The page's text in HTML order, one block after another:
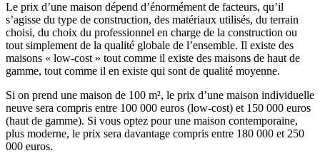
Le prix d’une maison dépend d’énormément de facteurs, qu’il
s’agisse du type de construction, des matériaux utilisés, du terrain
choisi, du choix du professionnel en charge de la construction ou
tout simplement de la qualité globale de l’ensemble. Il existe des
maisons « low-cost » tout comme il existe des maisons de haut de
gamme, tout comme il en existe qui sont de qualité moyenne.
Si on prend une maison de 100 m², le prix d’une maison individuelle
neuve sera compris entre 100 000 euros (low-cost) et 150 000 euros
(haut de gamme). Si vous optez pour une maison contemporaine,
plus moderne, le prix sera davantage compris entre 180 000 et 250
000 euros.